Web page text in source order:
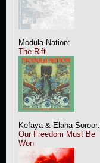
Modula Nation:
The Rift
Kefaya & Elaha Soroor:
Our Freedom Must Be
Won